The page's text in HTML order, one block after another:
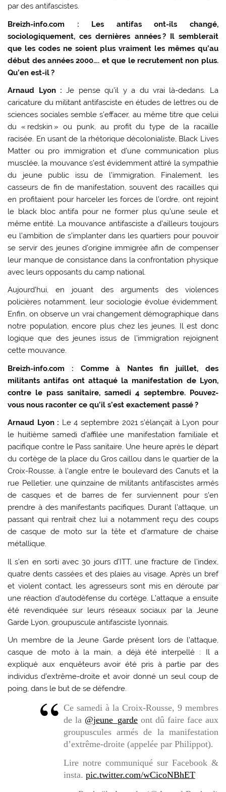
par des antifascistes.
Breizh-info.com : Les antifas ont-ils changé,
sociologiquement, ces dernières années ? Il semblerait
que les codes ne soient plus vraiment les mêmes qu’au
début des années 2000…. et que le recrutement non plus.
Qu’en est-il ?
Arnaud Lyon : Je pense qu’il y a du vrai là-dedans. La
caricature du militant antifasciste en études de lettres ou de
sciences sociales semble s’effacer, au même titre que celui
du « redskin » ou punk, au profit du type de la racaille
racisée. En usant de la rhétorique décolonialiste, Black Lives
Matter ou pro immigration et d’une communication plus
musclée, la mouvance s’est évidemment attiré la sympathie
du jeune public issu de l’immigration. Finalement, les
casseurs de fin de manifestation, souvent des racailles qui
en profitaient pour harceler les forces de l’ordre, ont rejoint
le black bloc antifa pour ne former plus qu’une seule et
même entité. La mouvance antifasciste a d’ailleurs toujours
eu l’ambition de s’implanter dans les quartiers pour pouvoir
se servir des jeunes d’origine immigrée afin de compenser
leur manque de consistance dans la confrontation physique
avec leurs opposants du camp national.
Aujourd’hui, en jouant des arguments des violences
policières notamment, leur sociologie évolue évidemment.
Enfin, on observe un vrai changement démographique dans
notre population, encore plus chez les jeunes. Il est donc
logique que des jeunes issus de l’immigration rejoignent
cette mouvance.
Breizh-info.com : Comme à Nantes fin juillet, des
militants antifas ont attaqué la manifestation de Lyon,
contre le pass sanitaire, samedi 4 septembre. Pouvez-
vous nous raconter ce qu’il s’est exactement passé ?
Arnaud Lyon : Le 4 septembre 2021 s’élançait à Lyon pour
le huitième samedi d’affilée une manifestation familiale et
pacifique contre le Pass sanitaire. Une heure après le départ
du cortège de la place du Gros caillou dans le quartier de la
Croix-Rousse, à l’angle entre le boulevard des Canuts et la
rue Pelletier, une quinzaine de militants antifascistes armés
de casques et de barres de fer surviennent pour s’en
prendre à des manifestants pacifiques. Durant l’attaque, un
passant qui rentrait chez lui a notamment reçu des coups
de casque de moto sur la tête et d’armature de chaise
métallique.
Il s’en en sorti avec 30 jours d’ITT, une fracture de l’index,
quatre dents cassées et des plaies au visage. Après un bref
et violent contact, les agresseurs sont mis en déroute par
une réaction d’autodéfense du cortège. L’attaque a ensuite
été revendiquée sur leurs réseaux sociaux par la Jeune
Garde Lyon, groupuscule antifasciste lyonnais.
Un membre de la Jeune Garde présent lors de l’attaque,
casque de moto à la main, a déjà été interpellé : Il a
expliqué aux enquêteurs avoir été pris à partie par des
individus d’extrême-droite et avoir donné un seul coup de
poing, dans le but de se défendre.
Ce samedi à la Croix-Rousse, 9 membres
de la @jeune_gardeont dû faire face aux
groupuscules armés de la manifestation
d’extrême-droite (appelée par Philippot).
Lire notre communiqué sur Facebook &
insta. pic.twitter.com/wCicoNBhET